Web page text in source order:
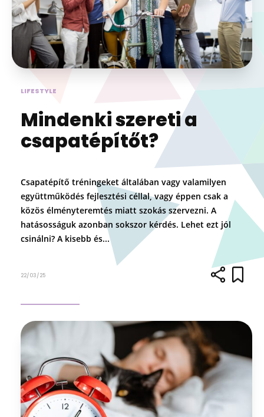
LIFESTYLE
Mindenki szereti a
csapatépítőt?
Csapatépítő tréningeket általában vagy valamilyen
együttműködés fejlesztési céllal, vagy éppen csak a
közös élményteremtés miatt szokás szervezni. A
hatásosságuk azonban sokszor kérdés. Lehet ezt jól
csinálni? A kisebb és...
22/03/25